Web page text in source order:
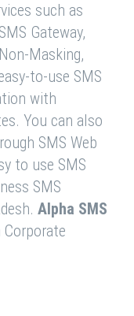
such as
Gateway,
Masking,
to-use SMS
with
You can also
SMS Web
to use SMS
SMS
Alpha SMS